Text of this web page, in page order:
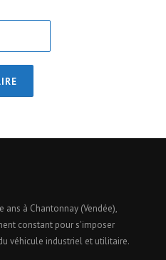
à Chantonnay (Vendée),
constant pour s'imposer
véhicule industriel et utilitaire.